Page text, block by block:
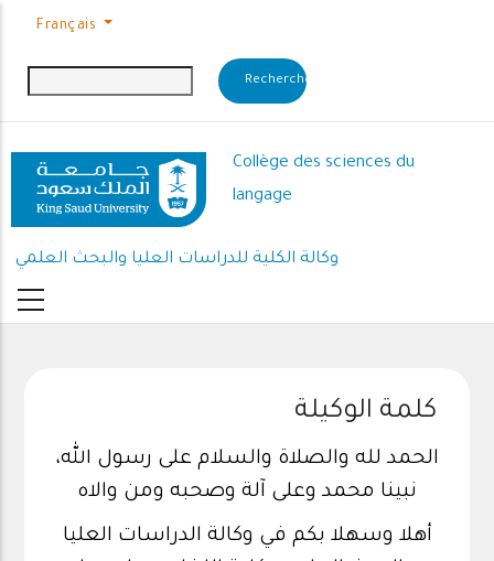
Français
Collège des sciences du
langage
وكالة الكلية للدراسات العليا والبحث العلمي
كلمة الوكيلة
الحمد لله والصلاة والسلام على رسول الله،
نبينا محمد وعلى آلة وصحبه ومن والاه
أهلا وسهلا بكم في وكالة الدراسات العليا